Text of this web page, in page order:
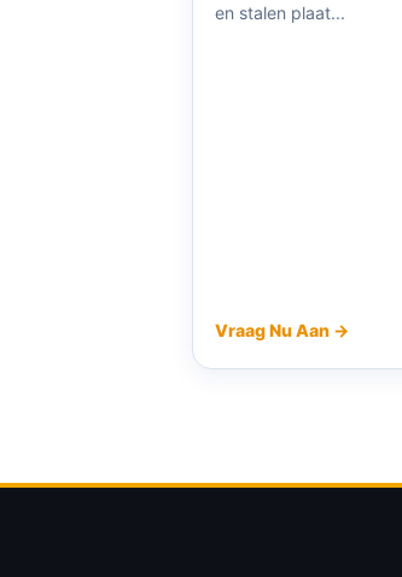
en stalen plaat...
Vraag Nu Aan →